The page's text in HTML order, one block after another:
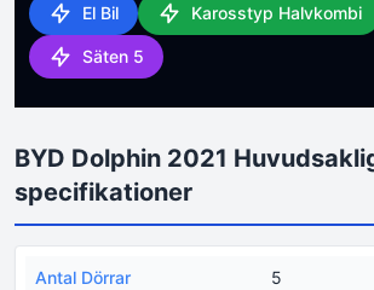
El Bil Karosstyp Halvkombi
Säten 5
BYD Dolphin 2021
specifikationer
Antal Dörrar 5